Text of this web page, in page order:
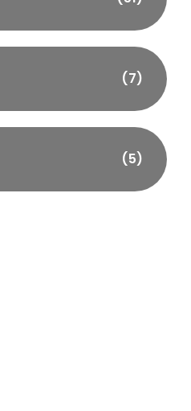
(7)
(5)